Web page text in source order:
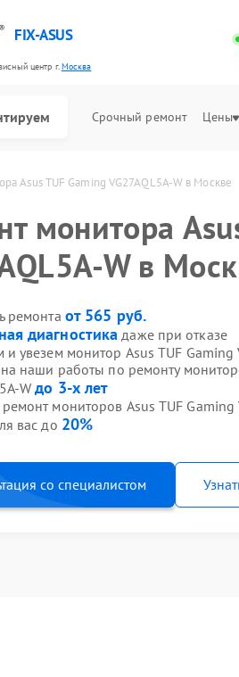
FIX-ASUS
центр г.Москва
Срочный ремонт Цены
Asus TUF Gaming VG27AQL5A-W в Москве
монитора
W в
ремонта от 565 руб.
диагностика даже при отказе
и увезем монитор Asus TUF Gaming
на наши работы по ремонту
Wдо 3-х лет
мониторов Asus TUF Gaming
вас до 20%
со специалистом